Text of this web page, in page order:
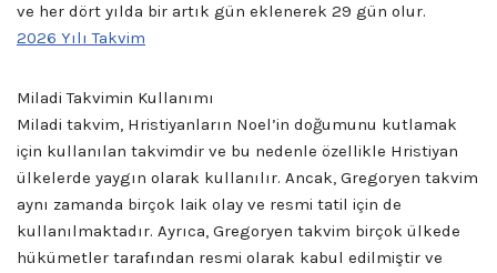
ve her dört yılda bir artık gün eklenerek 29 gün olur.
2026 Yılı Takvim
Miladi Takvimin Kullanımı
Miladi takvim, Hristiyanların Noel’in doğumunu kutlamak
için kullanılan takvimdir ve bu nedenle özellikle Hristiyan
ülkelerde yaygın olarak kullanılır. Ancak, Gregoryen takvim
aynı zamanda birçok laik olay ve resmi tatil için de
kullanılmaktadır. Ayrıca, Gregoryen takvim birçok ülkede
hükümetler tarafından resmi olarak kabul edilmiştir ve